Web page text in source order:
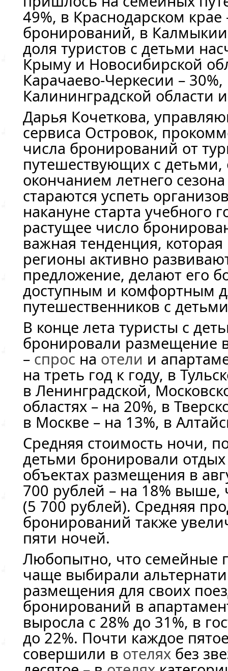
49%, в Краснодарском крае
бронирований, в
доля туристов с детьми
Крыму и Новосибирской
Карачаево-Черкесии –
Калининградской области
Дарья Кочеткова,
сервиса Островок,
числа бронирований от
путешествующих с детьми,
окончанием летнего
стараются успеть
накануне старта учебного
растущее число
важная тенденция,
регионы активно
предложение, делают его
доступным и комфортным
путешественников с
В конце лета туристы с
бронировали размещение
–спрос на отели и
на треть год к году, в
в Ленинградской,
областях – на 20%, в
в Москве – на 13%, в
Средняя стоимость ночи,
детьми бронировали отдых
объектах размещения в
700 рублей – на 18%
(5 700 рублей). Средняя
бронирований также
пяти ночей.
Любопытно, что семейные
чаще выбирали
размещения для своих
бронирований в
выросла с 28% до 31%, в
до 22%. Почти каждое
совершили в отелях без